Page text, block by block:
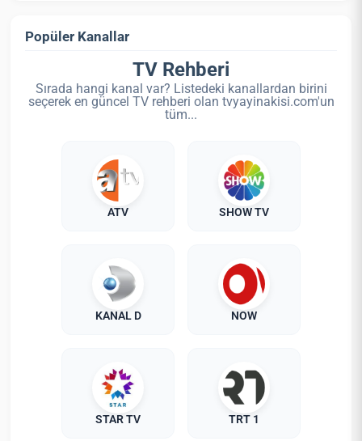
Popüler Kanallar
TV Rehberi
Sırada hangi kanal var? Listedeki kanallardan birini
seçerek en güncel TV rehberi olan tvyayinakisi.com'un
tüm...
ATV SHOW TV
KANAL D NOW
STAR TV TRT 1